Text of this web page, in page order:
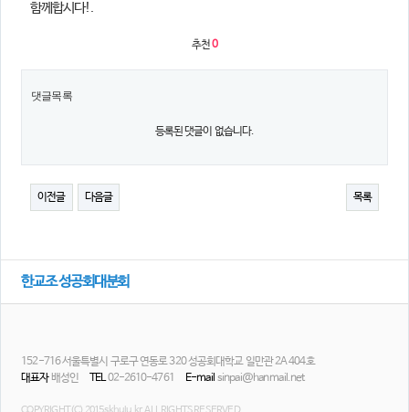
함께합시다!.
추천0
댓글목록
등록된 댓글이 없습니다.
이전글 다음글 목록
한교조 성공회대분회
152-716 서울특별시 구로구 연동로 320 성공회대학교 일만관 2A 404호
대표자배성인 TEL02-2610-4761 E-mail sinpai@hanmail.net